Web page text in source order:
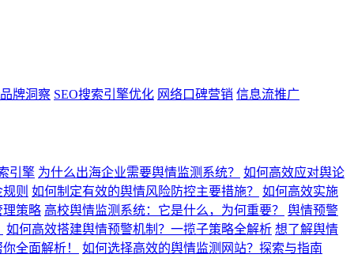
牌洞察 SEO搜索引擎优化 网络口碑营销 信息流推广
引擎 为什么出海企业需要舆情监测系统？
如何高效应对舆论
则 如何制定有效的舆情风险防控主要措施？
如何高效实施
理策略 高校舆情监测系统：它是什么，为何重要？
舆情预警
如何高效搭建舆情预警机制？一揽子策略全解析 想了解舆情
全面解析！
如何选择高效的舆情监测网站？探索与指南